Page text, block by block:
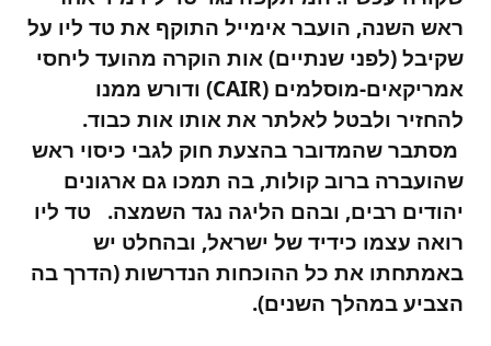
ראש השנה, הועבר אימייל התוקף את טד ליו על
שקיבל (לפני שנתיים) אות הוקרה מהועד ליחסי
אמריקאים-מוסלמים (CAIR) ודורש ממנו
להחזיר ולבטל לאלתר את אותו אות כבוד.
מסתבר שהמדובר בהצעת חוק לגבי כיסוי ראש
שהועברה ברוב קולות, בה תמכו גם ארגונים
יהודים רבים, ובהם הליגה נגד השמצה. טד ליו
רואה עצמו כידיד של ישראל, ובהחלט יש
באמתחתו את כל ההוכחות הנדרשות (הדרך בה
הצביע במהלך השנים).